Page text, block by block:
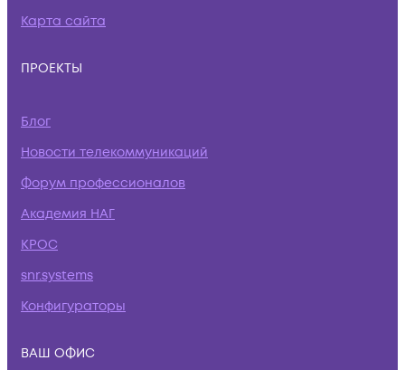
Карта сайта
ПРОЕКТЫ
Блог
Новости телекоммуникаций
Форум профессионалов
Академия НАГ
КРОС
snr.systems
Конфигураторы
ВАШ ОФИС